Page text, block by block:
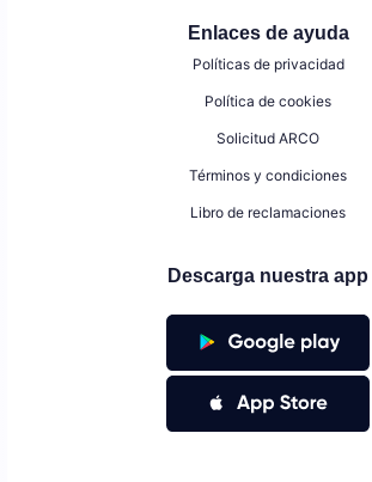
Enlaces de ayuda
Políticas de privacidad
Política de cookies
Solicitud ARCO
Términos y condiciones
Libro de reclamaciones
Descarga nuestra app